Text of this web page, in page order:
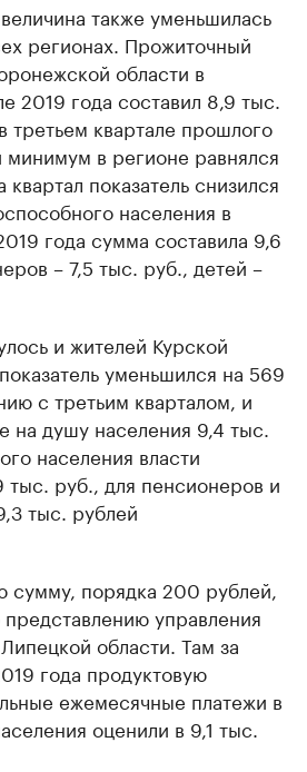
также уменьшилась
регионах. Прожиточный
области в
2019 года составил 8,9 тыс.
третьем квартале прошлого
в регионе равнялся
показатель снизился
населения в
года сумма составила 9,6
– 7,5 тыс. руб., детей –
и жителей Курской
уменьшился на 569
с третьим кварталом, и
на душу населения 9,4 тыс.
населения власти
тыс. руб., для пенсионеров и
тыс. рублей
сумму, порядка 200 рублей,
управления
области. Там за
года продуктовую
ежемесячные платежи в
оценили в 9,1 тыс.